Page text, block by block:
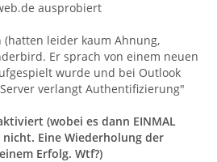
ausprobiert
(hatten leider kaum Ahnung,
Er sprach von einem neuen
wurde und bei Outlook
verlangt Authentifizierung"
(wobei es dann EINMAL
Eine Wiederholung der
Erfolg. Wtf?)